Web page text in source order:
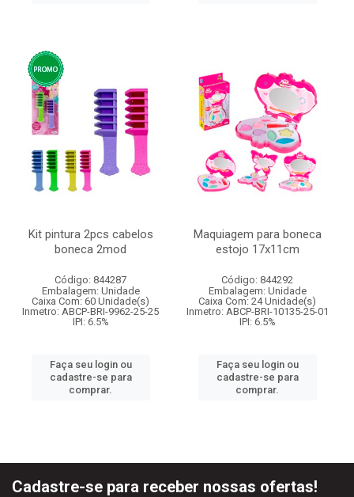
Kit pintura 2pcs cabelos
boneca 2mod
Código: 844287
Embalagem: Unidade
Caixa Com: 60 Unidade(s)
Inmetro: ABCP-BRI-9962-25-25
IPI: 6.5%
Faça seu login ou
cadastre-se para
comprar.
Maquiagem para boneca
estojo 17x11cm
Código: 844292
Embalagem: Unidade
Caixa Com: 24 Unidade(s)
Inmetro: ABCP-BRI-10135-25-01
IPI: 6.5%
Faça seu login ou
cadastre-se para
comprar.
Cadastre-se para receber nossas ofertas!